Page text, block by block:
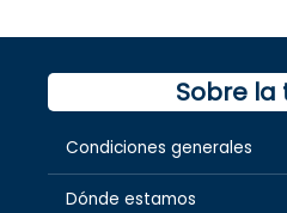
Sobre la
Condiciones generales
Dónde estamos